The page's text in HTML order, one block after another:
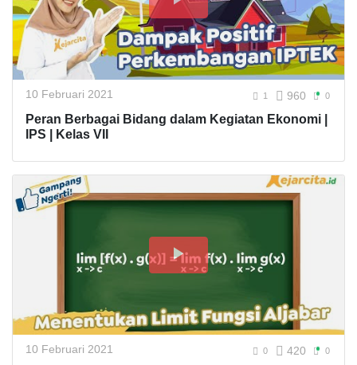
10 Februari 2021 1 960 0
Peran Berbagai Bidang dalam Kegiatan Ekonomi |
IPS | Kelas VII
10 Februari 2021 0 420 0